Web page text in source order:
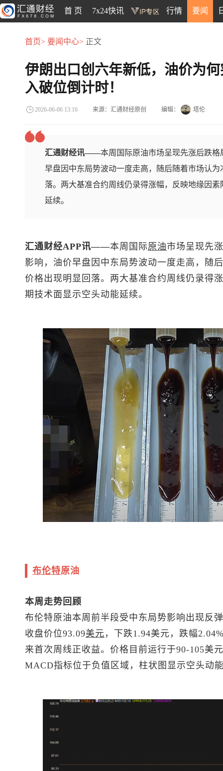
首 页 7x24快讯 行情 要闻
首页> 要闻中心> 正文
伊朗出口创六年新低，油价为
入破位倒计时！
2026-06-06 13:16 来源：汇通财经原创 编辑： 塔伦
汇通财经讯——本周国际原油市场呈现先涨后跌
早盘因中东局势波动一度走高，随后随着市场认
落。两大基准合约周线仍录得涨幅，反映地缘因
延续。
汇通财经APP讯——本周国际原油市场呈现先
影响，油价早盘因中东局势波动一度走高，随
价格出现明显回落。两大基准合约周线仍录得
期技术面显示空头动能延续。
布伦特原油
本周走势回顾
布伦特原油本周前半段受中东局势影响出现反
收盘价位93.09美元 ，下跌1.94美元，跌幅
来首次周线正收益。价格目前运行于90-105美
MACD指标位于负值区域，柱状图显示空头动